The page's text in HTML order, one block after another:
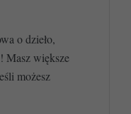
o dzieło,
Masz większe
możesz